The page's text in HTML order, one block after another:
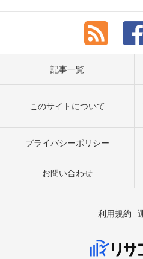
記事一覧
このサイトについて
プライバシーポリシー
お問い合わせ
利用規約